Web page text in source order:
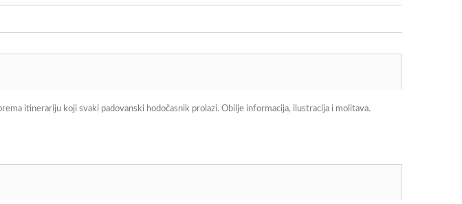
itinerariju koji svaki padovanski hodočasnik prolazi. Obilje informacija, ilustracija i molitava.